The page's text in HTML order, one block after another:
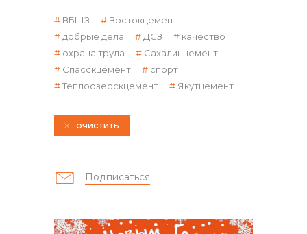
реализация неликвидов
ВБЩЗ
Востокцемент
добрые дела
ДСЗ
качество
охрана труда
Сахалинцемент
Спасскцемент
спорт
Теплоозерскцемент
Якутцемент
Подписаться
очистить